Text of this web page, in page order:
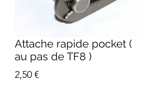
Attache rapide pocket (
au pas de TF8 )
2,50 €Prix